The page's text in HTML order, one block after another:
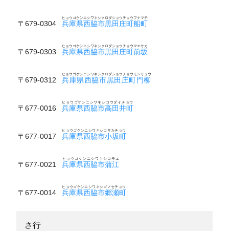
〒679-0304 兵庫県西脇市黒田庄町船町
ヒョウゴケンニシワキシクロダショウチョウフナマチ
〒679-0303 兵庫県西脇市黒田庄町前坂
ヒョウゴケンニシワキシクロダショウチョウマエサカ
〒679-0312 兵庫県西脇市黒田庄町門柳
ヒョウゴケンニシワキシクロダショウチョウモンリュウ
〒677-0016 兵庫県西脇市高田井町
ヒョウゴケンニシワキシコウダイチョウ
〒677-0017 兵庫県西脇市小坂町
ヒョウゴケンニシワキシコサカチョウ
〒677-0021 兵庫県西脇市蒲江
ヒョウゴケンニシワキシコモエ
〒677-0014 兵庫県西脇市郷瀬町
ヒョウゴケンニシワキシゴノセチョウ
さ行